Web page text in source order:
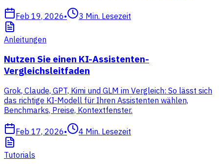
Feb 19, 2026• 3 Min. Lesezeit
Anleitungen
Nutzen Sie einen KI-Assistenten-
Vergleichsleitfaden
Grok, Claude, GPT, Kimi und GLM im Vergleich: So lässt sich
das richtige KI-Modell für Ihren Assistenten wählen,
Benchmarks, Preise, Kontextfenster.
Feb 17, 2026• 4 Min. Lesezeit
Tutorials